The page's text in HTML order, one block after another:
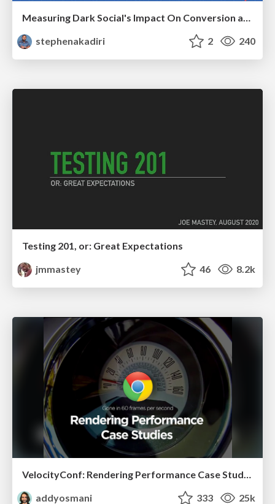
Measuring Dark Social's Impact On Conversion and Attribution
stephenakadiri
2 240
Testing 201, or: Great Expectations
jmmastey
46 8.2k
addyosmani
333 25k